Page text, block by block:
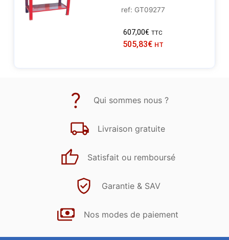
ref: GT09277
607,00€ TTC
505,83€ HT
Qui sommes nous ?
Livraison gratuite
Satisfait ou remboursé
Garantie & SAV
Nos modes de paiement